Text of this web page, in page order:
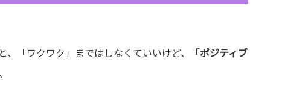
「ワクワク」まではしなくていいけど、 「ポジティブ